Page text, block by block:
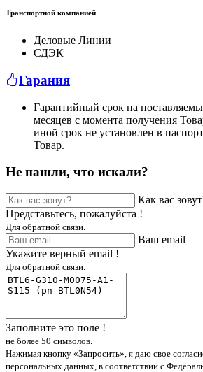
Транспортной компанией
Деловые Линии
СДЭК
Гарания
Гарантийный срок на
месяцев с момента получения
иной срок не установлен в
Товар.
Не нашли, что искали?
Как вас
Представьтесь, пожалуйста !
Для обратной связи.
Ваш email
Укажите верный email !
Для обратной связи.
Заполните это поле !
не более 50 символов.
Нажимая кнопку «Запросить», я даю свое
персональных данных, в соответствии с